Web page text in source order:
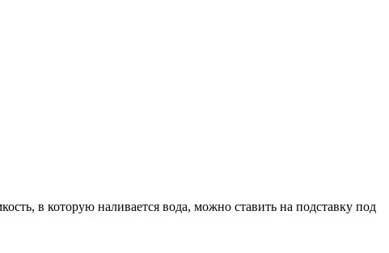
в которую наливается вода, можно ставить на подставку под